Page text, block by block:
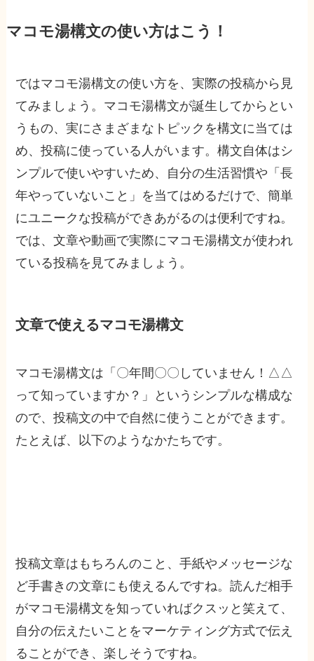
マコモ湯構文の使い方はこう！
ではマコモ湯構文の使い方を、実際の投稿から見
てみましょう。マコモ湯構文が誕生してからとい
うもの、実にさまざまなトピックを構文に当ては
め、投稿に使っている人がいます。構文自体はシ
ンプルで使いやすいため、自分の生活習慣や「長
年やっていないこと」を当てはめるだけで、簡単
にユニークな投稿ができあがるのは便利ですね。
では、文章や動画で実際にマコモ湯構文が使われ
ている投稿を見てみましょう。
文章で使えるマコモ湯構文
マコモ湯構文は「〇年間〇〇していません！△△
って知っていますか？」というシンプルな構成な
ので、投稿文の中で自然に使うことができます。
たとえば、以下のようなかたちです。
投稿文章はもちろんのこと、手紙やメッセージな
ど手書きの文章にも使えるんですね。読んだ相手
がマコモ湯構文を知っていればクスッと笑えて、
自分の伝えたいことをマーケティング方式で伝え
ることができ、楽しそうですね。